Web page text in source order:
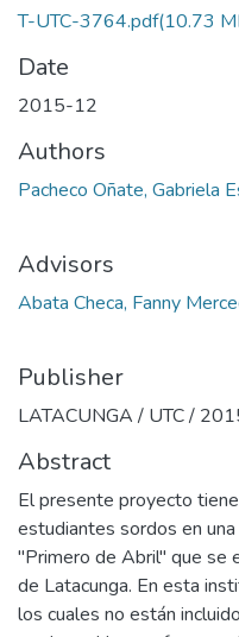
T-UTC-3764.pdf(10.73
Date
2015-12
Authors
Pacheco Oñate, Gabriela
Advisors
Abata Checa, Fanny
Publisher
LATACUNGA / UTC /
Abstract
El presente proyecto
estudiantes sordos en
"Primero de Abril" que se
de Latacunga. En esta
los cuales no están